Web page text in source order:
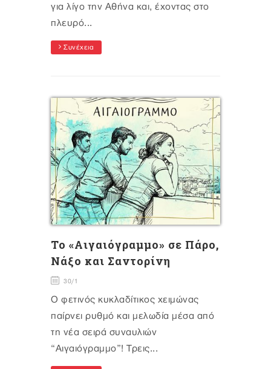
για λίγο την Αθήνα και, έχοντας στο
πλευρό...
Συνέχεια
Το «Αιγαιόγραμμο» σε Πάρο,
Νάξο και Σαντορίνη
30/1
Ο φετινός κυκλαδίτικος χειμώνας
παίρνει ρυθμό και μελωδία μέσα από
τη νέα σειρά συναυλιών
“Αιγαιόγραμμο”! Τρεις...